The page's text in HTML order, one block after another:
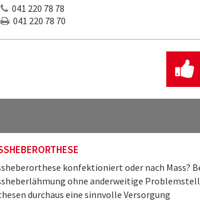
041 220 78 78
041 220 78 70
konfektioniert oder nach Mass?
ohne anderweitige
durchaus eine sinnvolle Versorgung